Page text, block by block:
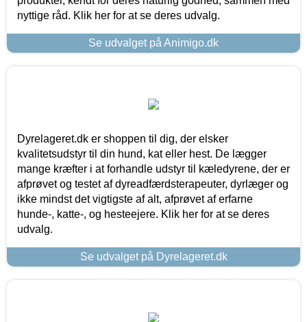
nyttige råd. Klik her for at se deres udvalg.
Se udvalget på Animigo.dk
Dyrelageret.dk er shoppen til dig, der elsker
kvalitetsudstyr til din hund, kat eller hest. De lægger
mange kræfter i at forhandle udstyr til kæledyrene, der er
afprøvet og testet af dyreadfærdsterapeuter, dyrlæger og
ikke mindst det vigtigste af alt, afprøvet af erfarne
hunde-, katte-, og hesteejere. Klik her for at se deres
udvalg.
Se udvalget på Dyrelageret.dk